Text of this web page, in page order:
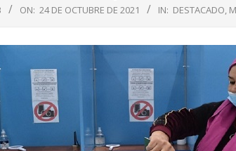
ON: 24 DE OCTUBRE DE 2021 IN: DESTACADO,